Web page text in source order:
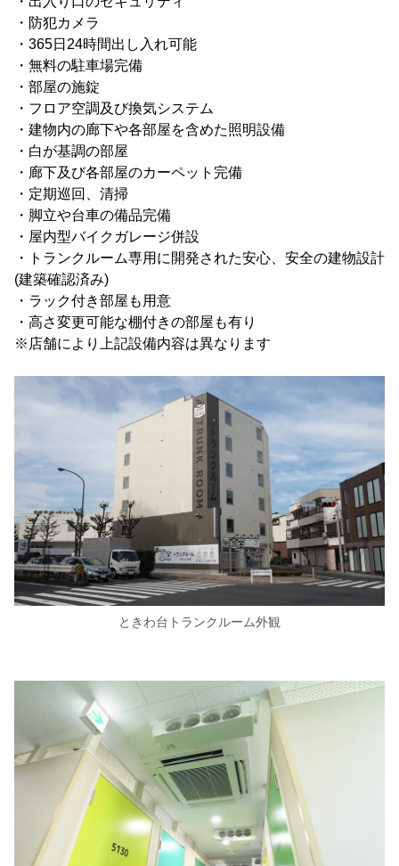
・防犯カメラ
・365日24時間出し入れ可能
・無料の駐車場完備
・部屋の施錠
・フロア空調及び換気システム
・建物内の廊下や各部屋を含めた照明設備
・白が基調の部屋
・廊下及び各部屋のカーペット完備
・定期巡回、清掃
・脚立や台車の備品完備
・屋内型バイクガレージ併設
・トランクルーム専用に開発された安心、安全の建物設計
(建築確認済み)
・ラック付き部屋も用意
・高さ変更可能な棚付きの部屋も有り
※店舗により上記設備内容は異なります
ときわ台トランクルーム外観